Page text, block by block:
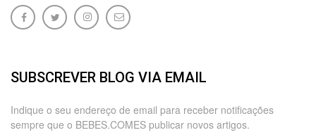
SUBSCREVER BLOG VIA EMAIL
Indique o seu endereço de email para receber notificações
sempre que o BEBES.COMES publicar novos artigos.